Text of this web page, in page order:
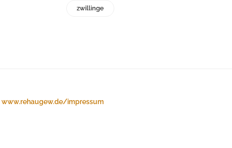
zwillinge
www.rehaugew.de/impressum